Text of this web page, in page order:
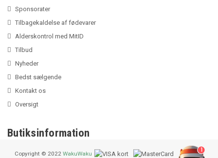
Sponsorater
Tilbagekaldelse af fødevarer
Alderskontrol med MitID
Tilbud
Nyheder
Bedst sælgende
Kontakt os
Oversigt
Butiksinformation
Copyright © 2022 WakuWaku
1